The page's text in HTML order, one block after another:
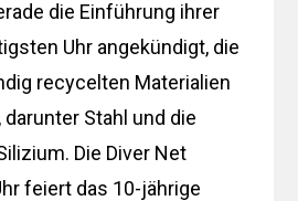
die Einführung ihrer
Uhr angekündigt, die
recycelten Materialien
Stahl und die
Die Diver Net
feiert das 10-jährige